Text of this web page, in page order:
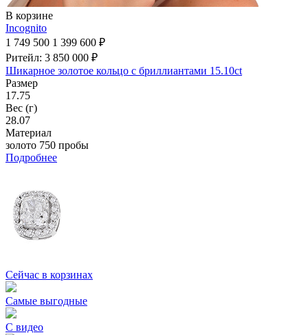
В корзине
Incognito
1 749 500 1 399 600 ₽
Ритейл: 3 850 000 ₽
Шикарное золотое кольцо с бриллиантами 15.10ct
Размер
17.75
Вес (г)
28.07
Материал
золото 750 пробы
Подробнее
Сейчас в корзинах
Самые выгодные
С видео